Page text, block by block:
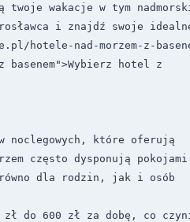
wakacje w tym
i znajdź swoje
hotele-nad-morzem-z-
hotel z
noclegowych, które oferują
często dysponują
dla rodzin, jak i osób
zł do 600 zł za dobę, co